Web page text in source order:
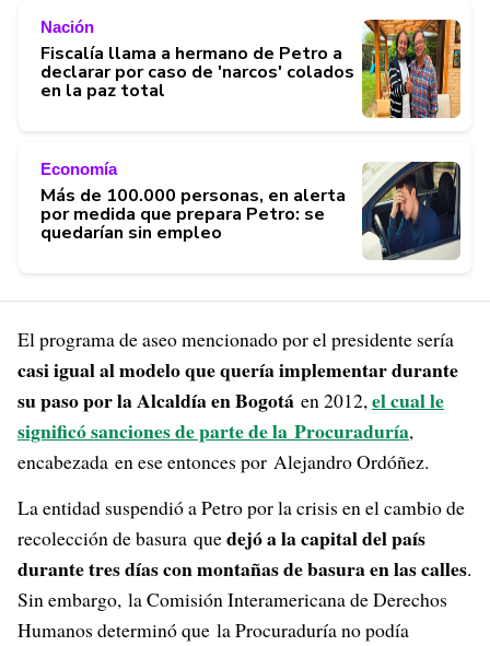
Nación
Fiscalía llama a hermano de Petro a
declarar por caso de 'narcos' colados
en la paz total
Economía
Más de 100.000 personas, en alerta
por medida que prepara Petro: se
quedarían sin empleo
El programa de aseo mencionado por el presidente sería
casi igual al modelo que quería implementar durante
su paso por la Alcaldía en Bogotá en 2012,el cual le
significó sanciones de parte de la Procuraduría,
encabezada en ese entonces por Alejandro Ordóñez.
La entidad suspendió a Petro por la crisis en el cambio de
recolección de basura quedejó a la capital del país
durante tres días con montañas de basura en las calles.
Sin embargo, la Comisión Interamericana de Derechos
Humanos determinó que la Procuraduría no podía